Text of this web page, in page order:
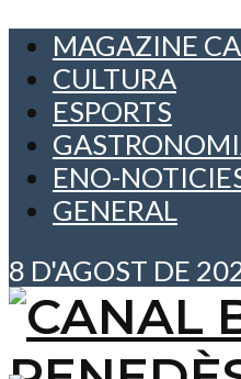
MAGAZINE
CULTURA
ESPORTS
ENO-
GENERAL
8 D'AGOST DE